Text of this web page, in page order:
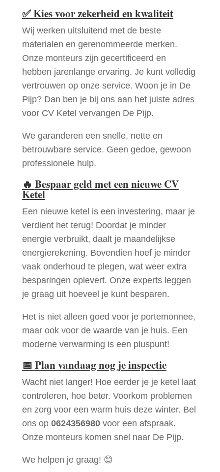
✅Kies voor zekerheid en kwaliteit
Wij werken uitsluitend met de beste
materialen en gerenommeerde merken.
Onze monteurs zijn gecertificeerd en
hebben jarenlange ervaring. Je kunt volledig
vertrouwen op onze service. Woon je in De
Pijp? Dan ben je bij ons aan het juiste adres
voor CV Ketel vervangen De Pijp.
We garanderen een snelle, nette en
betrouwbare service. Geen gedoe, gewoon
professionele hulp.
🔥 Bespaar geld met een nieuwe CV
Ketel
Een nieuwe ketel is een investering, maar je
verdient het terug! Doordat je minder
energie verbruikt, daalt je maandelijkse
energierekening. Bovendien hoef je minder
vaak onderhoud te plegen, wat weer extra
besparingen oplevert. Onze experts leggen
je graag uit hoeveel je kunt besparen.
Het is niet alleen goed voor je portemonnee,
maar ook voor de waarde van je huis. Een
moderne verwarming is een pluspunt!
📅 Plan vandaag nog je inspectie
Wacht niet langer! Hoe eerder je je ketel laat
controleren, hoe beter. Voorkom problemen
en zorg voor een warm huis deze winter. Bel
ons op 0624356980voor een afspraak.
Onze monteurs komen snel naar De Pijp.
We helpen je graag! 😊